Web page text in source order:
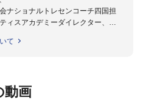
ナショナルトレセンコーチ四国担
ィスアカデミーダイレクター、
公認B級養成講習会インストラクタ
ーダーチーフインストラクター
て
動画